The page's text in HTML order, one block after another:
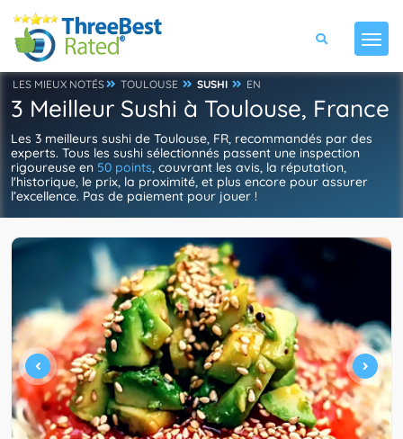
LES MIEUX NOTÉS TOULOUSE SUSHI EN
3 Meilleur Sushi à Toulouse, France
Les 3 meilleurs sushi de Toulouse, FR, recommandés par des
experts. Tous les sushi sélectionnés passent une inspection
rigoureuse en 50 points, couvrant les avis, la réputation,
l'historique, le prix, la proximité, et plus encore pour assurer
l’excellence. Pas de paiement pour jouer !